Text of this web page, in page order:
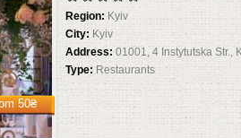
50₴
Region: Kyiv
City: Kyiv
Address: 01001, 4 Instytutska Str.,
Type: Restaurants